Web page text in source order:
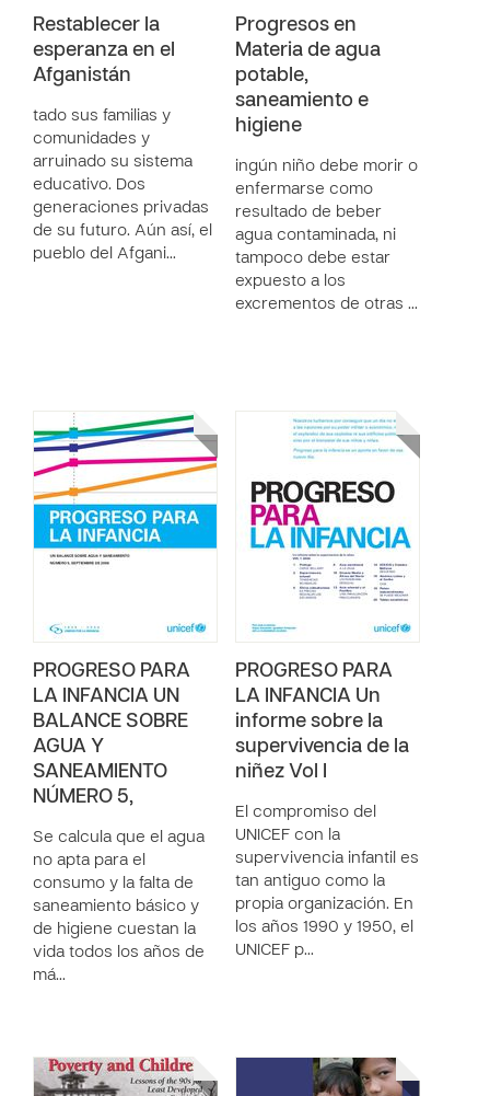
Restablecer la
esperanza en el
Afganistán
tado sus familias y
comunidades y
arruinado su sistema
educativo. Dos
generaciones privadas
de su futuro. Aún así, el
pueblo del Afgani…
Progresos en
Materia de agua
potable,
saneamiento e
higiene
ingún niño debe morir o
enfermarse como
resultado de beber
agua contaminada, ni
tampoco debe estar
expuesto a los
excrementos de otras …
PROGRESO PARA
LA INFANCIA UN
BALANCE SOBRE
AGUA Y
SANEAMIENTO
NÚMERO 5,
Se calcula que el agua
no apta para el
consumo y la falta de
saneamiento básico y
de higiene cuestan la
vida todos los años de
má…
PROGRESO PARA
LA INFANCIA Un
informe sobre la
supervivencia de la
niñez Vol I
El compromiso del
UNICEF con la
supervivencia infantil es
tan antiguo como la
propia organización. En
los años 1990 y 1950, el
UNICEF p…